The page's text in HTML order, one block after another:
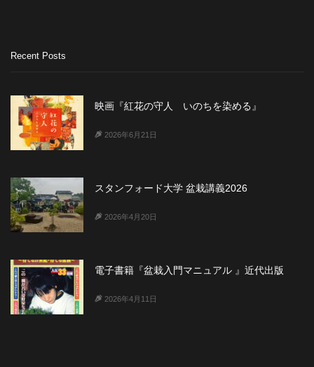
Recent Posts
映画『紅花の守人 いのちを染める』
2026年6月21日
スタンフォード大学 盆栽講義2026
2026年4月20日
電子書籍『盆栽入門マニュアル 』近代出版
2026年4月11日